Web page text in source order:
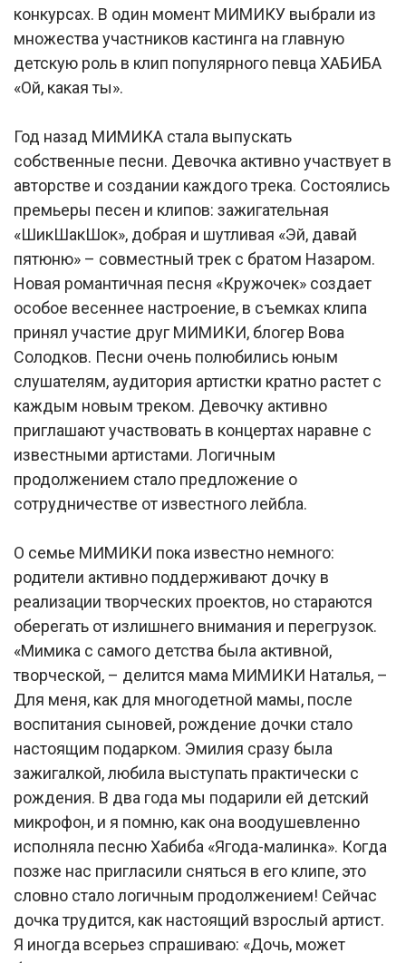
конкурсах. В один момент МИМИКУ выбрали из
множества участников кастинга на главную
детскую роль в клип популярного певца ХАБИБА
«Ой, какая ты».
Год назад МИМИКА стала выпускать
собственные песни. Девочка активно участвует в
авторстве и создании каждого трека. Состоялись
премьеры песен и клипов: зажигательная
«ШикШакШок», добрая и шутливая «Эй, давай
пятюню» – совместный трек с братом Назаром.
Новая романтичная песня «Кружочек» создает
особое весеннее настроение, в съемках клипа
принял участие друг МИМИКИ, блогер Вова
Солодков. Песни очень полюбились юным
слушателям, аудитория артистки кратно растет с
каждым новым треком. Девочку активно
приглашают участвовать в концертах наравне с
известными артистами. Логичным
продолжением стало предложение о
сотрудничестве от известного лейбла.
О семье МИМИКИ пока известно немного:
родители активно поддерживают дочку в
реализации творческих проектов, но стараются
оберегать от излишнего внимания и перегрузок.
«Мимика с самого детства была активной,
творческой, – делится мама МИМИКИ Наталья, –
Для меня, как для многодетной мамы, после
воспитания сыновей, рождение дочки стало
настоящим подарком. Эмилия сразу была
зажигалкой, любила выступать практически с
рождения. В два года мы подарили ей детский
микрофон, и я помню, как она воодушевленно
исполняла песню Хабиба «Ягода-малинка». Когда
позже нас пригласили сняться в его клипе, это
словно стало логичным продолжением! Сейчас
дочка трудится, как настоящий взрослый артист.
Я иногда всерьез спрашиваю: «Дочь, может